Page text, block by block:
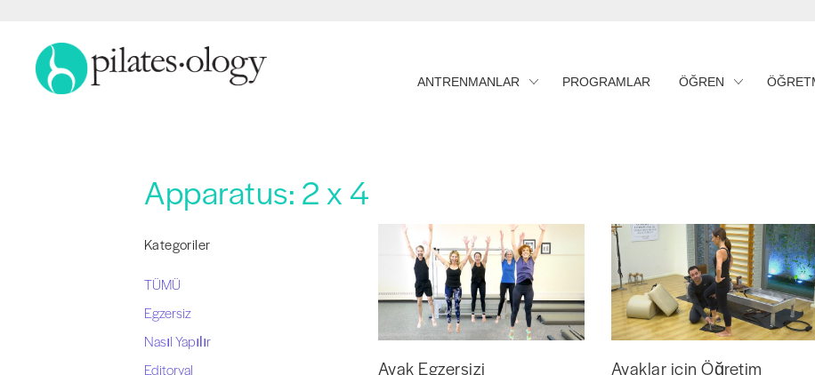
ANTRENMANLAR PROGRAMLAR ÖĞREN
Apparatus:2 x 4
Kategoriler
TÜMÜ
Egzersiz
Nasıl Yapılır
Editoryal
Ayak Egzersizi
Ayaklar için Öğretim